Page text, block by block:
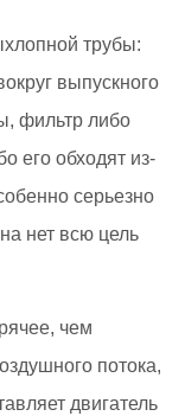
трубы:
выпускного
фильтр либо
его обходят из-
серьезно
нет всю цель
чем
потока,
двигатель